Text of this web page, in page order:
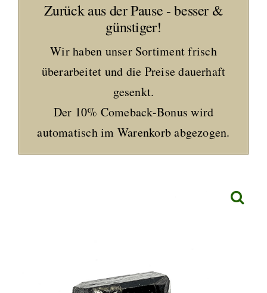
Zurück aus der Pause - besser &
günstiger!
Wir haben unser Sortiment frisch
überarbeitet und die Preise dauerhaft
gesenkt.
Der 10% Comeback-Bonus wird
automatisch im Warenkorb abgezogen.